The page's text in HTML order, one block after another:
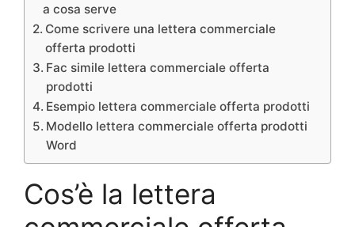
a cosa serve
Come scrivere una lettera commerciale
offerta prodotti
Fac simile lettera commerciale offerta
prodotti
Esempio lettera commerciale offerta prodotti
Modello lettera commerciale offerta prodotti
Word
Cos’è la lettera